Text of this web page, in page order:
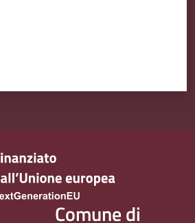
Comune di